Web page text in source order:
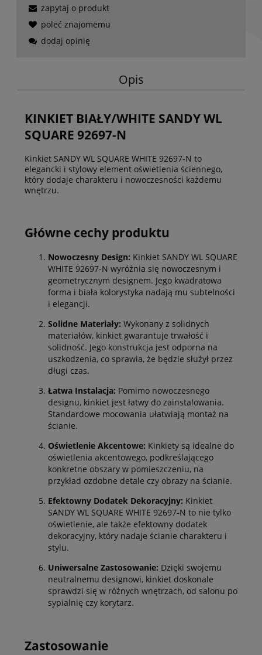
zapytaj o produkt
poleć znajomemu
dodaj opinię
Opis
KINKIET BIAŁY/WHITE SANDY WL
SQUARE 92697-N
Kinkiet SANDY WL SQUARE WHITE 92697-N to
elegancki i stylowy element oświetlenia ściennego,
który dodaje charakteru i nowoczesności każdemu
wnętrzu.
Główne cechy produktu
Nowoczesny Design: Kinkiet SANDY WL SQUARE
WHITE 92697-N wyróżnia się nowoczesnym i
geometrycznym designem. Jego kwadratowa
forma i biała kolorystyka nadają mu subtelności
i elegancji.
Solidne Materiały: Wykonany z solidnych
materiałów, kinkiet gwarantuje trwałość i
solidność. Jego konstrukcja jest odporna na
uszkodzenia, co sprawia, że będzie służył przez
długi czas.
Łatwa Instalacja: Pomimo nowoczesnego
designu, kinkiet jest łatwy do zainstalowania.
Standardowe mocowania ułatwiają montaż na
ścianie.
Oświetlenie Akcentowe: Kinkiety są idealne do
oświetlenia akcentowego, podkreślającego
konkretne obszary w pomieszczeniu, na
przykład ozdobne detale czy obrazy na ścianie.
Efektowny Dodatek Dekoracyjny: Kinkiet
SANDY WL SQUARE WHITE 92697-N to nie tylko
oświetlenie, ale także efektowny dodatek
dekoracyjny, który nadaje ścianie charakteru i
stylu.
Uniwersalne Zastosowanie: Dzięki swojemu
neutralnemu designowi, kinkiet doskonale
sprawdzi się w różnych wnętrzach, od salonu po
sypialnię czy korytarz.
Zastosowanie